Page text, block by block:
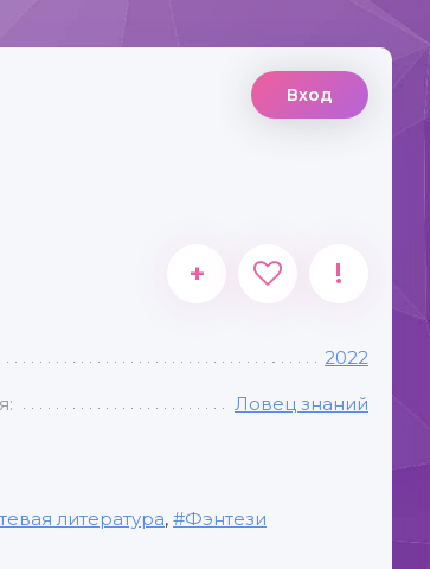
Вход
+ !
2022
Ловец знаний
литература, Фэнтези